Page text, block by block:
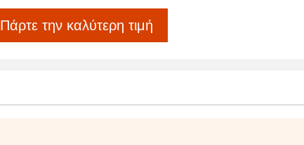
Πάρτε την καλύτερη τιμή